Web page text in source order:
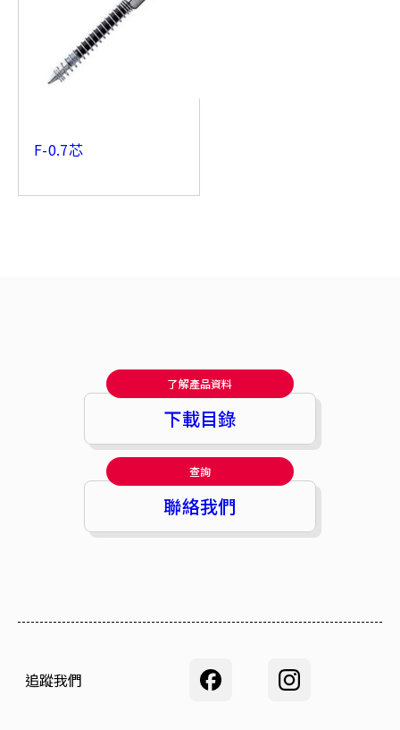
F-0.7芯
了解產品資料
下載目錄
查詢
聯絡我們
追蹤我們